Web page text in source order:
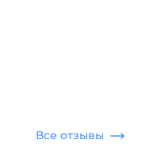
Все отзывы